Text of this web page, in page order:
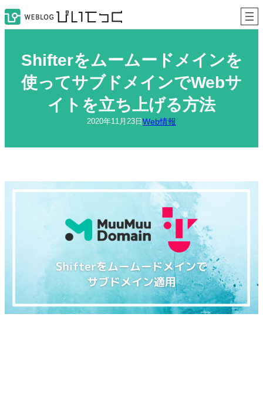
内
容
を
Shifterをムームードメインを
使ってサブドメインでWebサ
イトを立ち上げる方法
2020年11月23日 Web情報